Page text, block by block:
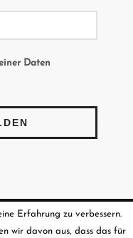
Daten
Erfahrung zu verbessern.
wir davon aus, dass das für